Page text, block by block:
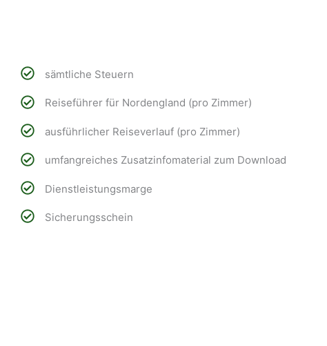
sämtliche Steuern
Reiseführer für Nordengland (pro Zimmer)
ausführlicher Reiseverlauf (pro Zimmer)
umfangreiches Zusatzinfomaterial zum Download
Dienstleistungsmarge
Sicherungsschein